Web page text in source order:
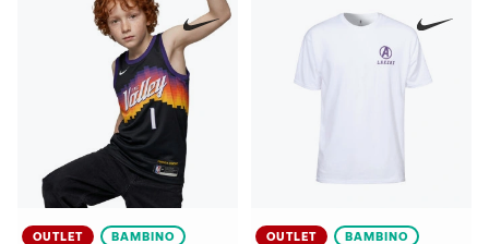
OUTLET BAMBINO OUTLET BAMBINO